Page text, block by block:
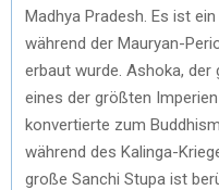
Madhya Pradesh. Es ist
während der Mauryan-
erbaut wurde. Ashoka, der
eines der größten
konvertierte zum
während des Kalinga-
große Sanchi Stupa ist